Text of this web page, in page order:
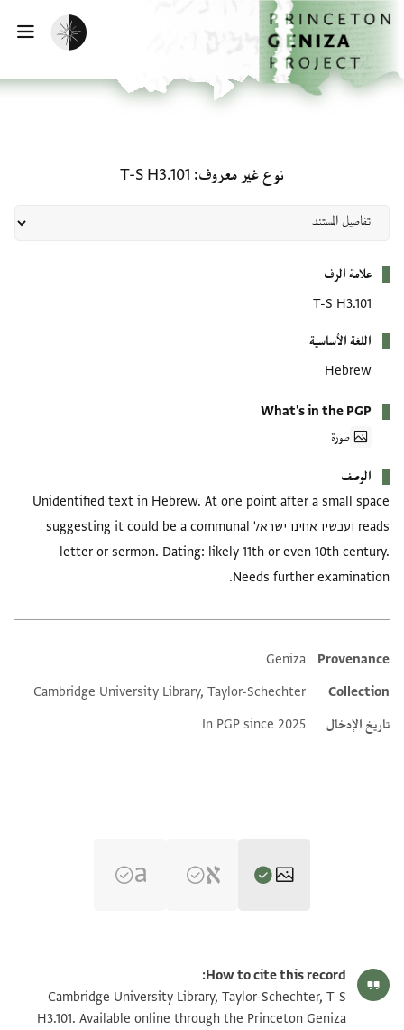
إلى المحتوى الرئيسي
الرئيسية
تفعيل الوضع المظلم
نوع غير معروف T-S H3.101
علامة الرف
T-S H3.101
اللغة الأساسية
Hebrew
What's in the PGP
صورة
الوصف
Unidentified text in Hebrew. At one point after a small space
reads ועכשיו אחינו ישראל suggesting it could be a communal
letter or sermon. Dating: likely 11th or even 10th century.
Needs further examination.
Additional metadata
Provenance
Geniza
Collection
Cambridge University Library, Taylor-Schechter
تاريخ الإدخال
In PGP since 2025
T-S H3.101 1v تكبير و تدوير
How to cite this record:
Cambridge University Library, Taylor-Schechter, T-S
H3.101. Available online through the Princeton Geniza